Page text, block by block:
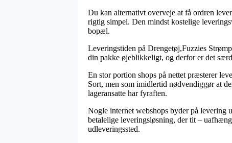
Du kan alternativt overveje at få ordren
rigtig simpel. Den mindst kostelige
bopæl.
Leveringstiden på Drengetøj,Fuzzies
din pakke øjeblikkeligt, og derfor er det
En stor portion shops på nettet præsterer
Sort, men som imidlertid nødvendiggør at
lageransatte har fyraften.
Nogle internet webshops byder på levering
betalelige leveringsløsning, der tit –
udleveringssted.